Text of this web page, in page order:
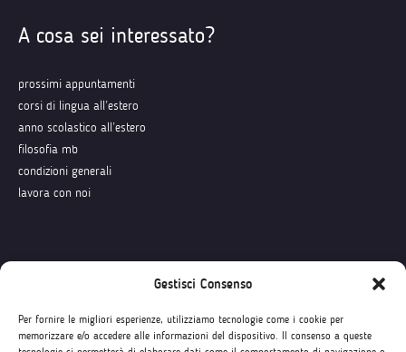
Gestisci Consenso
Per fornire le migliori esperienze, utilizziamo tecnologie come i cookie per
memorizzare e/o accedere alle informazioni del dispositivo. Il consenso a queste
A cosa sei interessato?
prossimi appuntamenti
corsi di lingua all’estero
anno scolastico all’estero
filosofia mb
condizioni generali
lavora con noi